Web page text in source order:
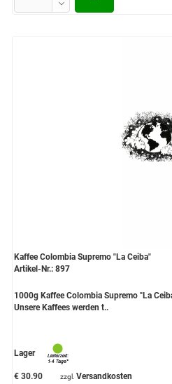
Kaffee Colombia Supremo "La Ceiba"
Artikel-Nr.: 897
1000g Kaffee Colombia Supremo "La
Unsere Kaffees werden t..
Lager
€ 30.90 zzgl. Versandkosten